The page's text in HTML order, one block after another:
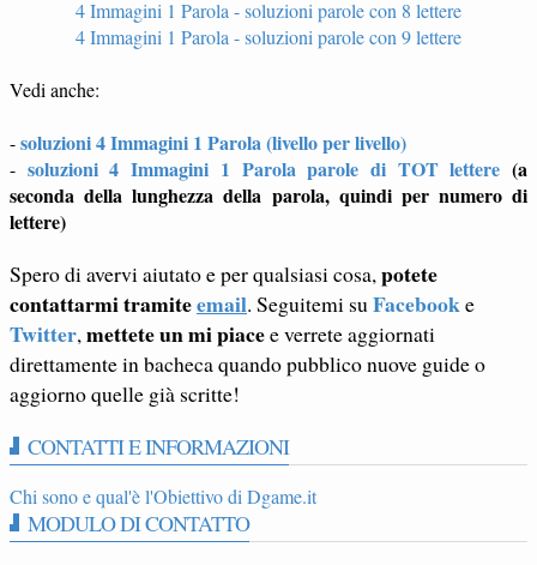
4 Immagini 1 Parola - soluzioni parole con 8 lettere
4 Immagini 1 Parola - soluzioni parole con 9 lettere
Vedi anche:
-soluzioni 4 Immagini 1 Parola (livello per livello)
- soluzioni 4 Immagini 1 Parola parole di TOT lettere (a
seconda della lunghezza della parola, quindi per numero di
lettere)
Spero di avervi aiutato e per qualsiasi cosa,potete
contattarmi tramiteemail. Seguitemi suFacebooke
Twitter,mettete un mi piacee verrete aggiornati
direttamente in bacheca quando pubblico nuove guide o
aggiorno quelle già scritte!
CONTATTI E INFORMAZIONI
Chi sono e qual'è l'Obiettivo di Dgame.it
MODULO DI CONTATTO